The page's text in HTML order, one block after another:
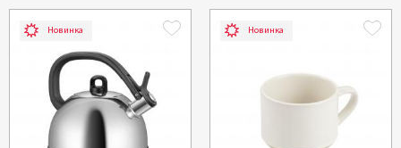
Новинка Новинка